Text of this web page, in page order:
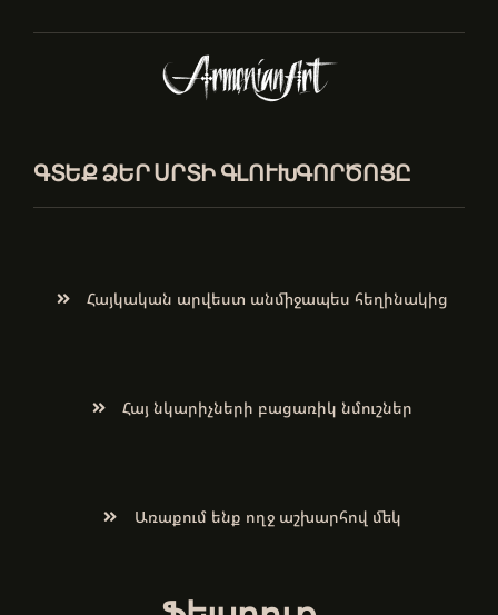
ԳՏԵՔ ՁԵՐ ՍՐՏԻ ԳԼՈՒԽԳՈՐԾՈՑԸ
Հայկական արվեստ անմիջապես հեղինակից
Հայ նկարիչների բացառիկ նմուշներ
Առաքում ենք ողջ աշխարհով մեկ